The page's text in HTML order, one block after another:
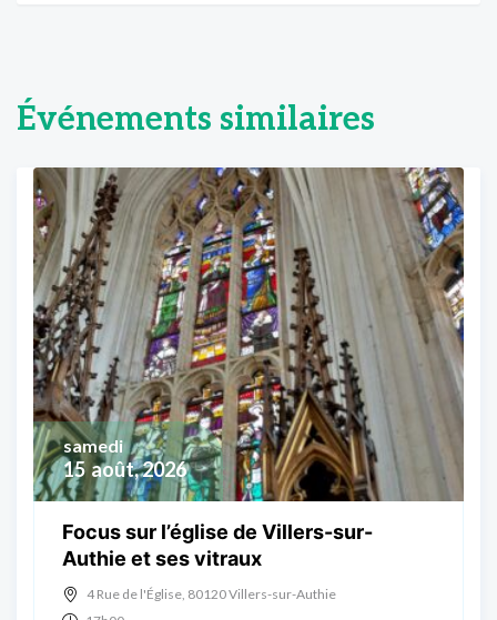
Événements similaires
15 août, 2026
samedi
Focus sur l’église de Villers-sur-
Authie et ses vitraux
4 Rue de l'Église, 80120 Villers-sur-Authie